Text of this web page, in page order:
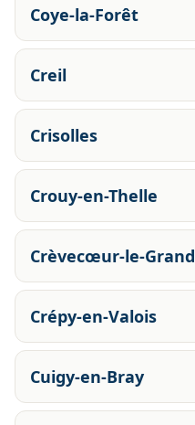
Coye-la-Forêt
Creil
Crisolles
Crouy-en-Thelle
Crèvecœur-le-Grand
Crépy-en-Valois
Cuigy-en-Bray